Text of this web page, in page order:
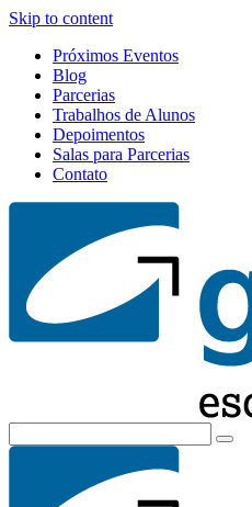
Skip to content
Próximos Eventos
Blog
Parcerias
Trabalhos de Alunos
Depoimentos
Salas para Parcerias
Contato